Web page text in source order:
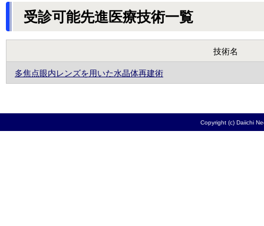
受診可能先進医療技術一覧
技術名
多焦点眼内レンズを用いた水晶体再建術
Copyright (c) Daiichi